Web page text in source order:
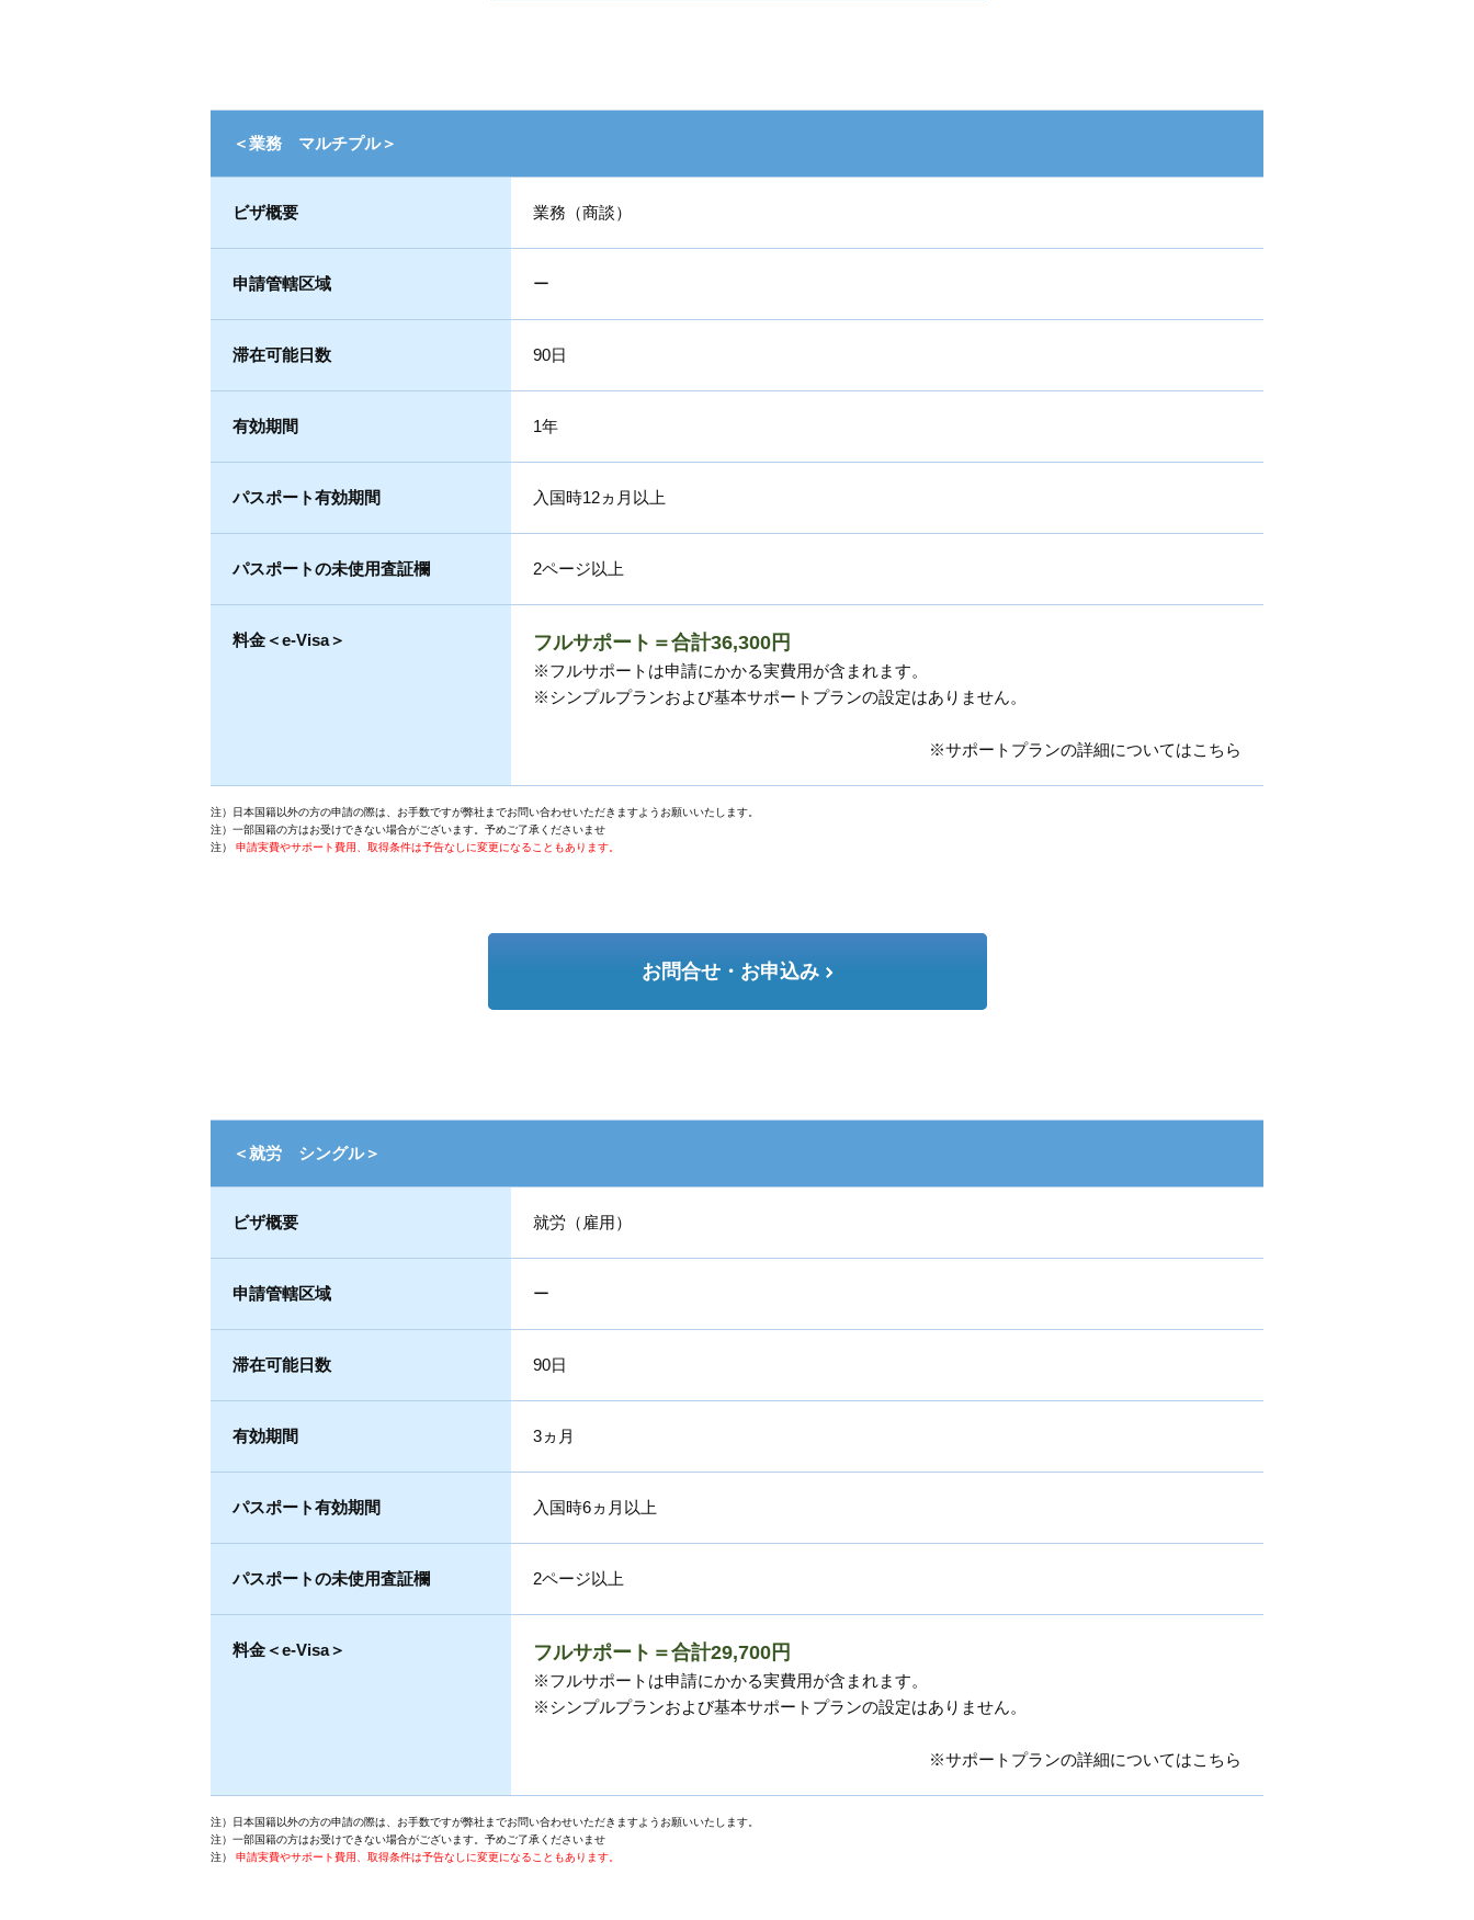
＜業務 マルチプル＞
ビザ概要 業務（商談）
申請管轄区域 ー
滞在可能日数 90日
有効期間 1年
パスポート有効期間 入国時12ヵ月以上
パスポートの未使用査証欄 2ページ以上
料金＜e-Visa＞ フルサポート＝合計36,300円
※フルサポートは申請にかかる実費用が含まれます。
※シンプルプランおよび基本サポートプランの設定はありません。
※サポートプランの詳細についてはこちら
注）日本国籍以外の方の申請の際は、お手数ですが弊社までお問い合わせいただきますようお願いいたします。
注）一部国籍の方はお受けできない場合がございます。予めご了承くださいませ
注） 申請実費やサポート費用、取得条件は予告なしに変更になることもあります。
お問合せ・お申込み
＜就労 シングル＞
ビザ概要 就労（雇用）
申請管轄区域 ー
滞在可能日数 90日
有効期間 3ヵ月
パスポート有効期間 入国時6ヵ月以上
パスポートの未使用査証欄 2ページ以上
料金＜e-Visa＞ フルサポート＝合計29,700円
※フルサポートは申請にかかる実費用が含まれます。
※シンプルプランおよび基本サポートプランの設定はありません。
※サポートプランの詳細についてはこちら
注）日本国籍以外の方の申請の際は、お手数ですが弊社までお問い合わせいただきますようお願いいたします。
注）一部国籍の方はお受けできない場合がございます。予めご了承くださいませ
注） 申請実費やサポート費用、取得条件は予告なしに変更になることもあります。